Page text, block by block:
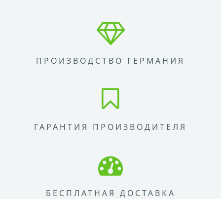
ПРОИЗВОДСТВО ГЕРМАНИЯ
ГАРАНТИЯ ПРОИЗВОДИТЕЛЯ
БЕСПЛАТНАЯ ДОСТАВКА